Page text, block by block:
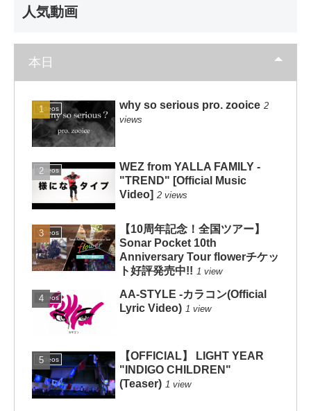
人気動画
本日
Videos why so serious pro. zooice 2
views
Videos
WEZ from YALLA FAMILY -
"TREND" [Official Music
Video] 2 views
Videos
【10周年記念！全国ツアー】
Sonar Pocket 10th
Anniversary Tour flowerチケッ
ト好評発売中!! 1 view
Videos
AA-STYLE -カラコン(Official
Lyric Video) 1 view
Videos
【OFFICIAL】 LIGHT YEAR
"INDIGO CHILDREN"
(Teaser) 1 view